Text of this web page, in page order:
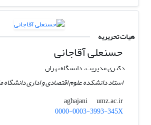
هیات تحریریه
حسنعلی آقاجانی
دکتری مدیریت، دانشگاه تهران
استاد دانشکده علوم اقتصادی و اداری دانشگاه
aghajani
umz.ac.ir
0000-0003-3993-345X